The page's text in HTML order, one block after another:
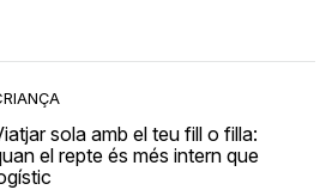
sola amb el teu fill o filla:
el repte és més intern que